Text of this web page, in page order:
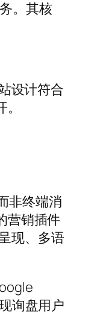
。其核
设计符合
非终端消
营销插件
现、多语
询盘用户